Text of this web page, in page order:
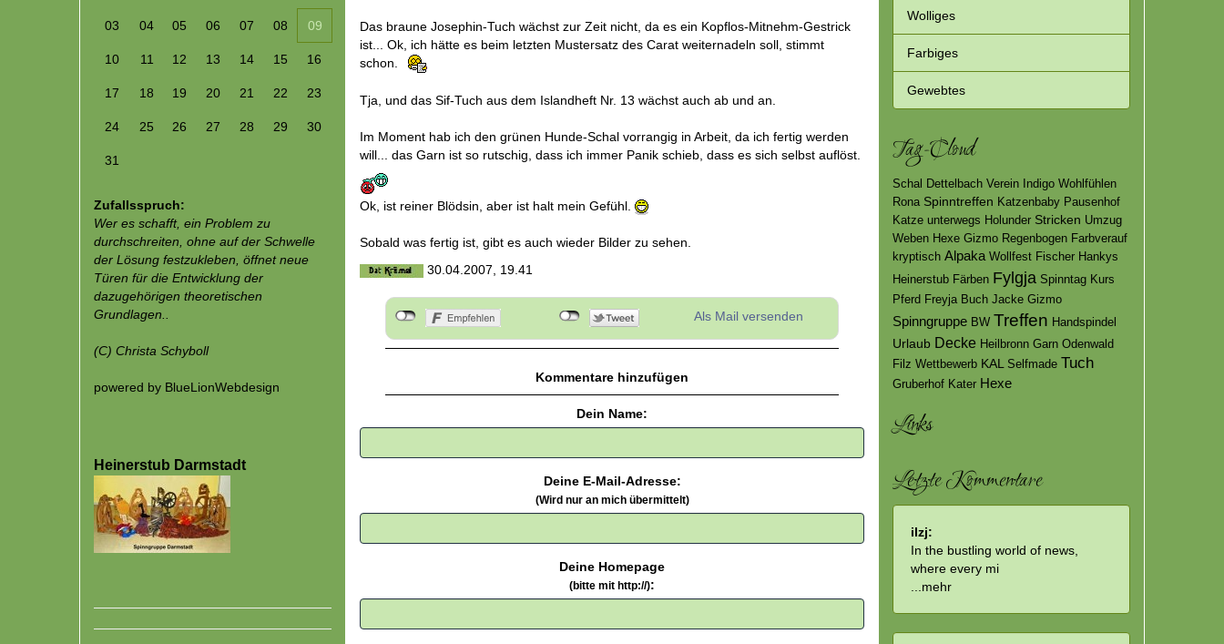
Das braune Josephin-Tuch wächst zur Zeit nicht, da es ein Kopflos-Mitnehm-Gestrick
ist... Ok, ich hätte es beim letzten Mustersatz des Carat weiternadeln soll, stimmt
schon.
Tja, und das Sif-Tuch aus dem Islandheft Nr. 13 wächst auch ab und an.
Im Moment hab ich den grünen Hunde-Schal vorrangig in Arbeit, da ich fertig werden
will... das Garn ist so rutschig, dass ich immer Panik schieb, dass es sich selbst auflöst.
Ok, ist reiner Blödsin, aber ist halt mein Gefühl.
Sobald was fertig ist, gibt es auch wieder Bilder zu sehen.
30.04.2007, 19.41
Als Mail versenden
Kommentare hinzufügen
Dein Name:
Deine E-Mail-Adresse:
(Wird nur an mich übermittelt)
Deine Homepage
(bitte mit http://):
03 04 05 06 07 08 09
10 11 12 13 14 15 16
17 18 19 20 21 22 23
24 25 26 27 28 29 30
31
Zufallsspruch:
Wer es schafft, ein Problem zu
durchschreiten, ohne auf der Schwelle
der Lösung festzukleben, öffnet neue
Türen für die Entwicklung der
dazugehörigen theoretischen
Grundlagen..
(C) Christa Schyboll
powered by BlueLionWebdesign
Heinerstub Darmstadt
Wolliges
Farbiges
Gewebtes
Tag-Cloud
Schal Dettelbach Verein Indigo Wohlfühlen
Rona Spinntreffen Katzenbaby Pausenhof
Katze unterwegs Holunder Stricken Umzug
Weben Hexe Gizmo Regenbogen Farbverauf
kryptisch Alpaka Wollfest Fischer Hankys
Heinerstub Färben Fylgja Spinntag Kurs
Pferd Freyja Buch Jacke Gizmo
Spinngruppe BW Treffen Handspindel
Urlaub Decke Heilbronn Garn Odenwald
Filz Wettbewerb KAL Selfmade Tuch
Gruberhof Kater Hexe
Links
Letzte Kommentare
ilzj:
In the bustling world of news,
where every mi
mehr